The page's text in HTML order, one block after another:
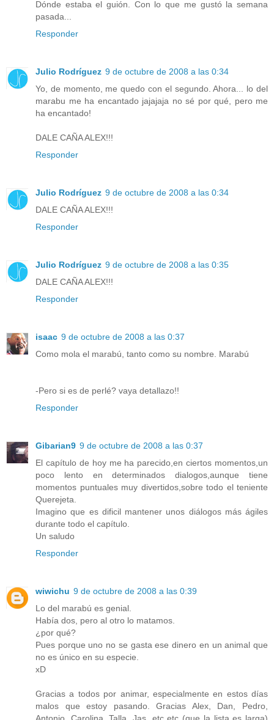
Dónde estaba el guión. Con lo que me gustó la semana
pasada...
Responder
Julio Rodríguez 9 de octubre de 2008 a las 0:34
Yo, de momento, me quedo con el segundo. Ahora... lo del
marabu me ha encantado jajajaja no sé por qué, pero me
ha encantado!
DALE CAÑA ALEX!!!
Responder
Julio Rodríguez 9 de octubre de 2008 a las 0:34
DALE CAÑA ALEX!!!
Responder
Julio Rodríguez 9 de octubre de 2008 a las 0:35
DALE CAÑA ALEX!!!
Responder
isaac 9 de octubre de 2008 a las 0:37
Como mola el marabú, tanto como su nombre. Marabú
-Pero si es de perlé? vaya detallazo!!
Responder
Gibarian9 9 de octubre de 2008 a las 0:37
El capítulo de hoy me ha parecido,en ciertos momentos,un
poco lento en determinados dialogos,aunque tiene
momentos puntuales muy divertidos,sobre todo el teniente
Querejeta.
Imagino que es dificil mantener unos diálogos más ágiles
durante todo el capítulo.
Un saludo
Responder
wiwichu 9 de octubre de 2008 a las 0:39
Lo del marabú es genial.
Había dos, pero al otro lo matamos.
¿por qué?
Pues porque uno no se gasta ese dinero en un animal que
no es único en su especie.
xD
Gracias a todos por animar, especialmente en estos días
malos que estoy pasando. Gracias Alex, Dan, Pedro,